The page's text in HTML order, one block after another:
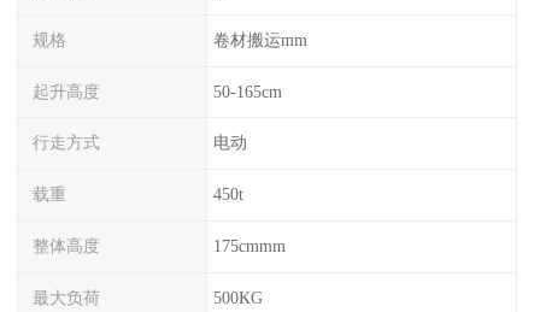
规格 卷材搬运mm
起升高度 50-165cm
行走方式 电动
载重 450t
整体高度 175cmmm
最大负荷 500KG